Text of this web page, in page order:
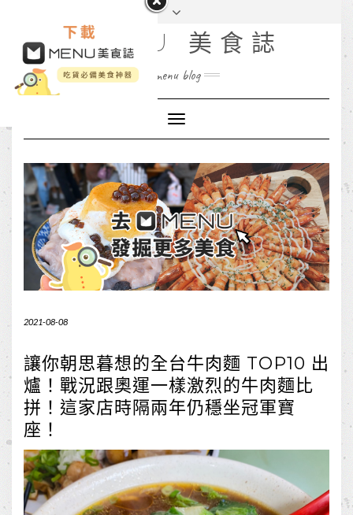
MENU 美食誌
menu blog
Toggle
Navigation
2021-08-08
讓你朝思暮想的全台牛肉麵 TOP10 出
爐！戰況跟奧運一樣激烈的牛肉麵比
拼！這家店時隔兩年仍穩坐冠軍寶
座！